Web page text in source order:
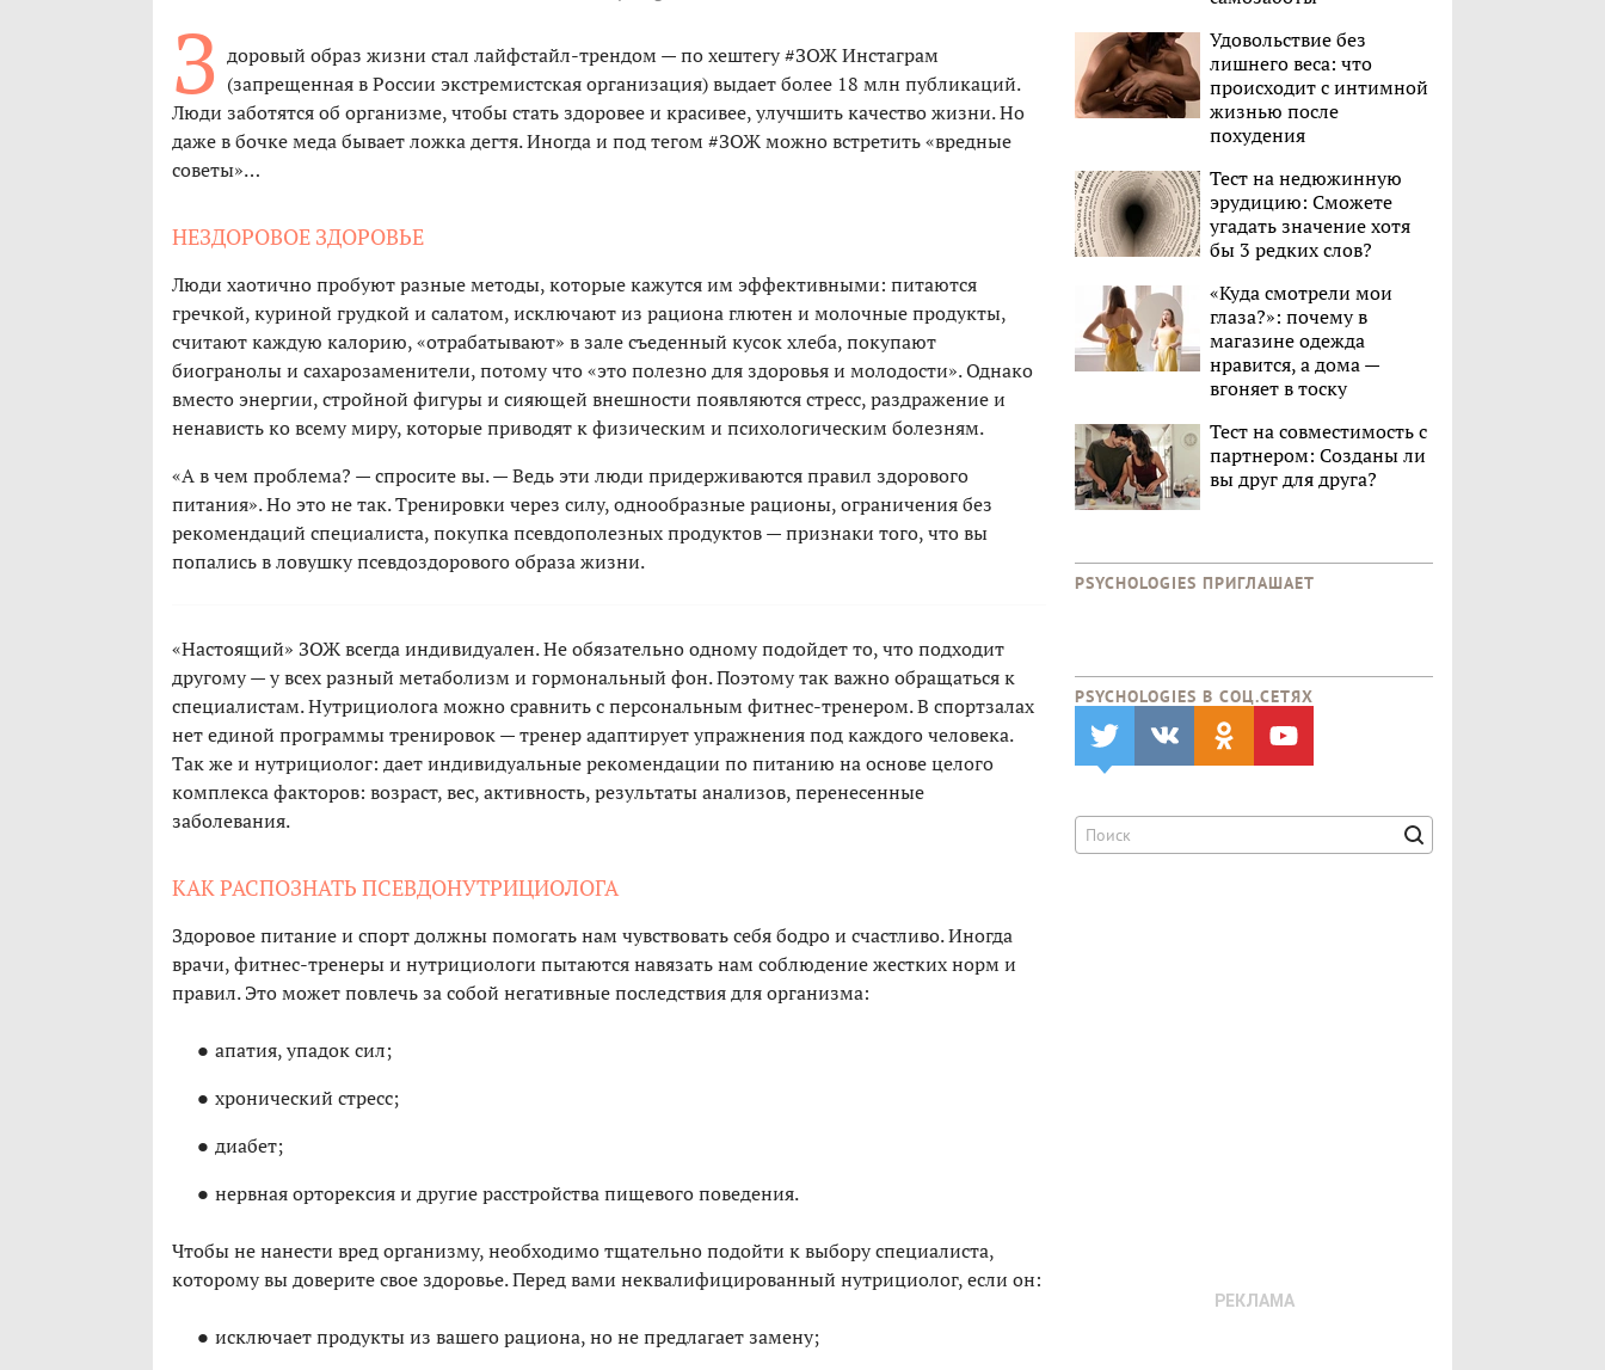
З доровый образ жизни стал лайфстайл-трендом — по хештегу #ЗОЖ Инстаграм
(запрещенная в России экстремистская организация) выдает более 18 млн публикаций.
Люди заботятся об организме, чтобы стать здоровее и красивее, улучшить качество жизни. Но
даже в бочке меда бывает ложка дегтя. Иногда и под тегом #ЗОЖ можно встретить «вредные
советы»…
НЕЗДОРОВОЕ ЗДОРОВЬЕ
Люди хаотично пробуют разные методы, которые кажутся им эффективными: питаются
гречкой, куриной грудкой и салатом, исключают из рациона глютен и молочные продукты,
считают каждую калорию, «отрабатывают» в зале съеденный кусок хлеба, покупают
биогранолы и сахарозаменители, потому что «это полезно для здоровья и молодости». Однако
вместо энергии, стройной фигуры и сияющей внешности появляются стресс, раздражение и
ненависть ко всему миру, которые приводят к физическим и психологическим болезням.
«А в чем проблема? — спросите вы. — Ведь эти люди придерживаются правил здорового
питания». Но это не так. Тренировки через силу, однообразные рационы, ограничения без
рекомендаций специалиста, покупка псевдополезных продуктов — признаки того, что вы
попались в ловушку псевдоздорового образа жизни.
«Настоящий» ЗОЖ всегда индивидуален. Не обязательно одному подойдет то, что подходит
другому — у всех разный метаболизм и гормональный фон. Поэтому так важно обращаться к
специалистам. Нутрициолога можно сравнить с персональным фитнес-тренером. В спортзалах
нет единой программы тренировок — тренер адаптирует упражнения под каждого человека.
Так же и нутрициолог: дает индивидуальные рекомендации по питанию на основе целого
комплекса факторов: возраст, вес, активность, результаты анализов, перенесенные
заболевания.
КАК РАСПОЗНАТЬ ПСЕВДОНУТРИЦИОЛОГА
Здоровое питание и спорт должны помогать нам чувствовать себя бодро и счастливо. Иногда
врачи, фитнес-тренеры и нутрициологи пытаются навязать нам соблюдение жестких норм и
правил. Это может повлечь за собой негативные последствия для организма:
апатия, упадок сил;
хронический стресс;
диабет;
нервная орторексия и другие расстройства пищевого поведения.
Чтобы не нанести вред организму, необходимо тщательно подойти к выбору специалиста,
которому вы доверите свое здоровье. Перед вами неквалифицированный нутрициолог, если он:
исключает продукты из вашего рациона, но не предлагает замену;
Удовольствие без
лишнего веса: что
происходит с интимной
жизнью после
похудения
Тест на недюжинную
эрудицию: Сможете
угадать значение хотя
бы 3 редких слов?
«Куда смотрели мои
глаза?»: почему в
магазине одежда
нравится, а дома —
вгоняет в тоску
Тест на совместимость с
партнером: Созданы ли
вы друг для друга?
PSYCHOLOGIES ПРИГЛАШАЕТ
PSYCHOLOGIES В CОЦ.СЕТЯХ